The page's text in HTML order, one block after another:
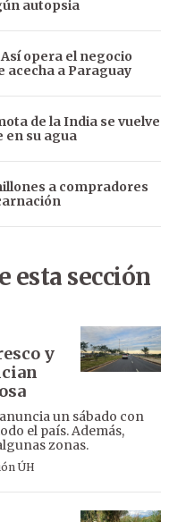
autopsia
opera el negocio
acecha a Paraguay
de la India se vuelve
en su agua
a compradores
esta sección
y
un sábado con
el país. Además,
zonas.
ÚH